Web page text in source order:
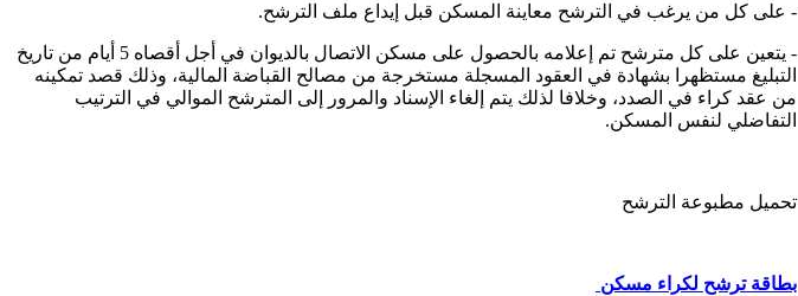
- على كل من يرغب في الترشح معاينة المسكن قبل إيداع ملف الترشح.
- يتعين على كل مترشح تم إعلامه بالحصول على مسكن الاتصال بالديوان في أجل أقصاه 5 أيام من تاريخ
التبليغ مستظهرا بشهادة في العقود المسجلة مستخرجة من مصالح القباضة المالية، وذلك قصد تمكينه
من عقد كراء في الصدد، وخلافا لذلك يتم إلغاء الإسناد والمرور إلى المترشح الموالي في الترتيب
التفاضلي لنفس المسكن.
تحميل مطبوعة الترشح
بطاقة ترشح لكراء مسكن